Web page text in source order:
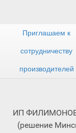
Приглашаем к
сотрудничеству
производителей
ИП ФИЛИМОНОВ
(решение